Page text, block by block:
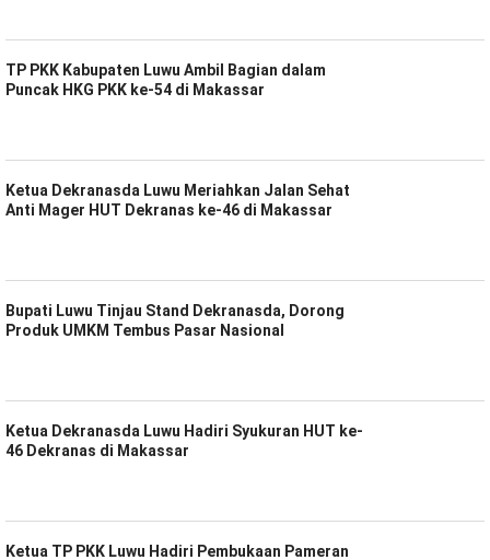
TP PKK Kabupaten Luwu Ambil Bagian dalam
Puncak HKG PKK ke-54 di Makassar
Ketua Dekranasda Luwu Meriahkan Jalan Sehat
Anti Mager HUT Dekranas ke-46 di Makassar
Bupati Luwu Tinjau Stand Dekranasda, Dorong
Produk UMKM Tembus Pasar Nasional
Ketua Dekranasda Luwu Hadiri Syukuran HUT ke-
46 Dekranas di Makassar
Ketua TP PKK Luwu Hadiri Pembukaan Pameran